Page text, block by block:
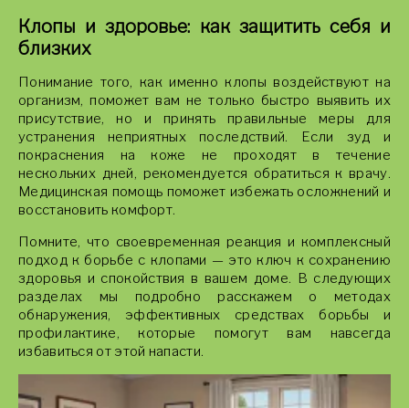
Клопы и здоровье: как защитить себя и
близких
Понимание того, как именно клопы воздействуют на
организм, поможет вам не только быстро выявить их
присутствие, но и принять правильные меры для
устранения неприятных последствий. Если зуд и
покраснения на коже не проходят в течение
нескольких дней, рекомендуется обратиться к врачу.
Медицинская помощь поможет избежать осложнений и
восстановить комфорт.
Помните, что своевременная реакция и комплексный
подход к борьбе с клопами — это ключ к сохранению
здоровья и спокойствия в вашем доме. В следующих
разделах мы подробно расскажем о методах
обнаружения, эффективных средствах борьбы и
профилактике, которые помогут вам навсегда
избавиться от этой напасти.